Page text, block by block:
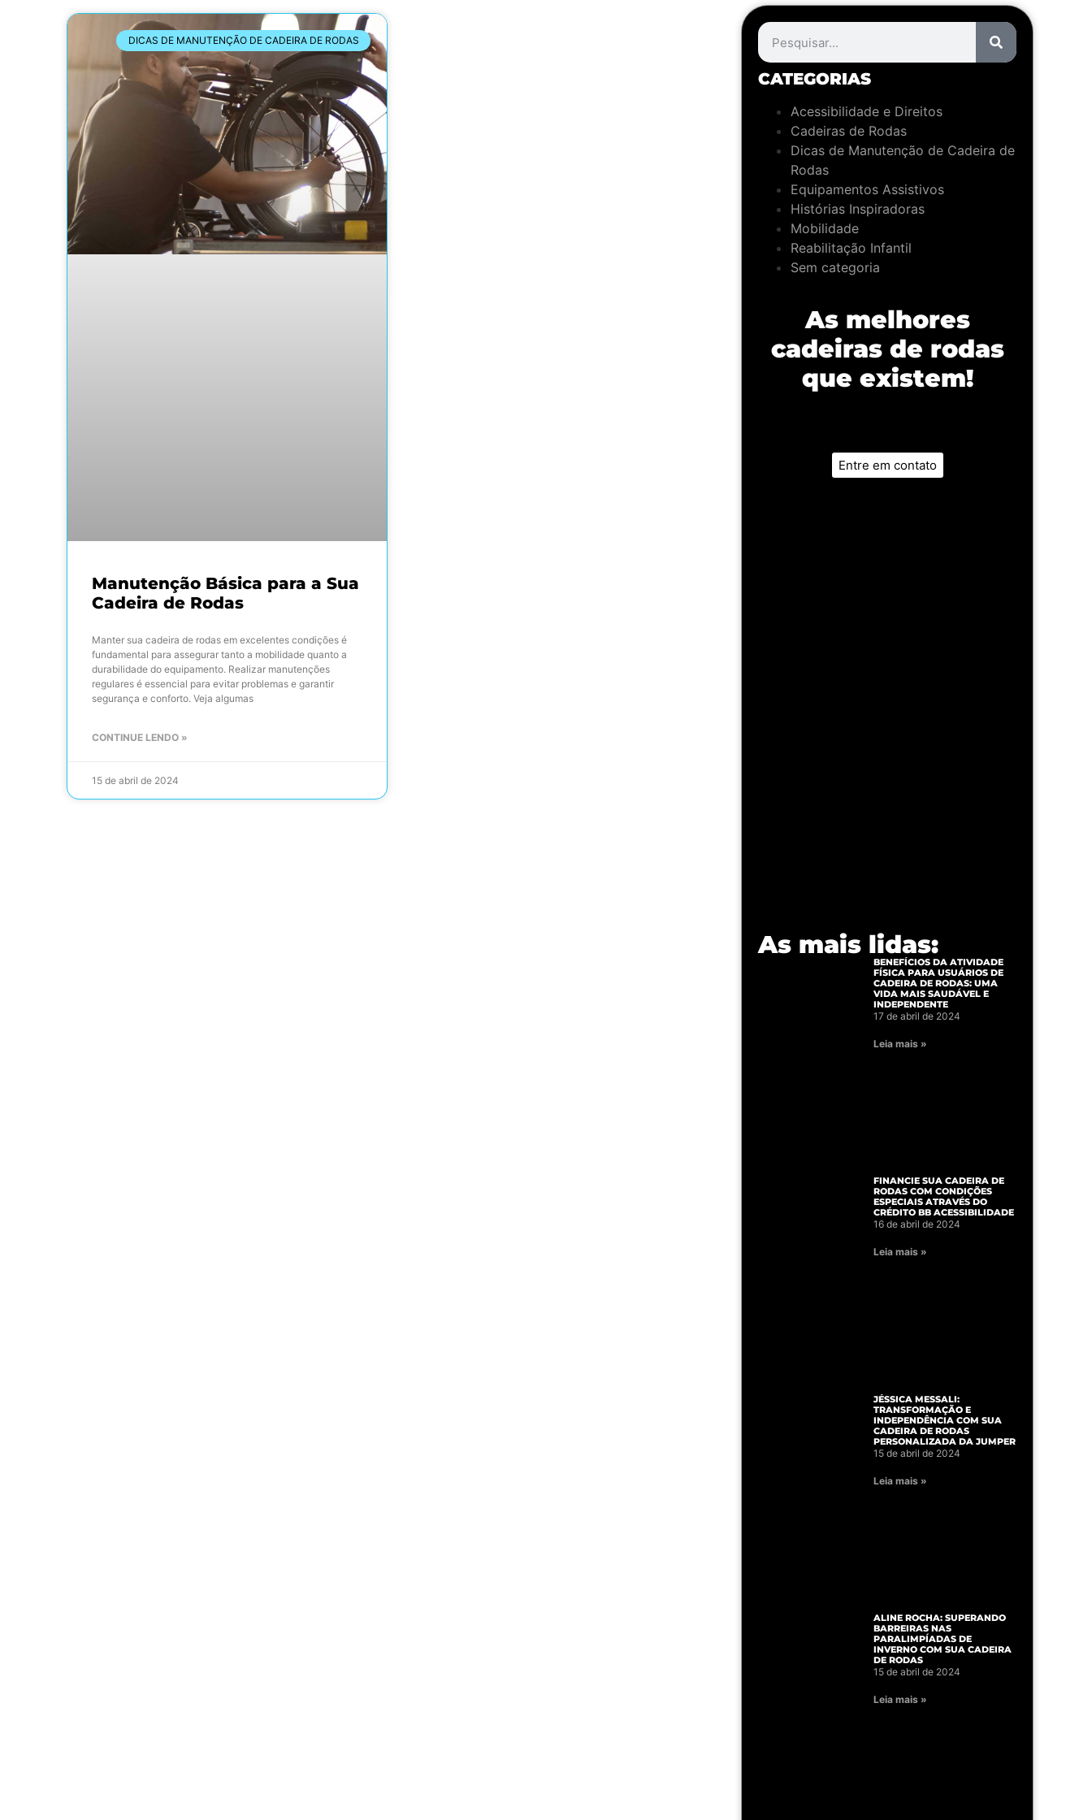
DICAS DE MANUTENÇÃO DE CADEIRA DE RODAS
Manutenção Básica para a Sua
Cadeira de Rodas
Manter sua cadeira de rodas em excelentes condições é
fundamental para assegurar tanto a mobilidade quanto a
durabilidade do equipamento. Realizar manutenções
regulares é essencial para evitar problemas e garantir
segurança e conforto. Veja algumas
CONTINUE LENDO »
15 de abril de 2024
CATEGORIAS
Acessibilidade e Direitos
Cadeiras de Rodas
Dicas de Manutenção de Cadeira de
Rodas
Equipamentos Assistivos
Histórias Inspiradoras
Mobilidade
Reabilitação Infantil
Sem categoria
As melhores
cadeiras de rodas
que existem!
Entre em contato
As mais lidas:
BENEFÍCIOS DA ATIVIDADE
FÍSICA PARA USUÁRIOS DE
CADEIRA DE RODAS: UMA
VIDA MAIS SAUDÁVEL E
INDEPENDENTE
17 de abril de 2024
Leia mais »
FINANCIE SUA CADEIRA DE
RODAS COM CONDIÇÕES
ESPECIAIS ATRAVÉS DO
CRÉDITO BB ACESSIBILIDADE
16 de abril de 2024
Leia mais »
JÉSSICA MESSALI:
TRANSFORMAÇÃO E
INDEPENDÊNCIA COM SUA
CADEIRA DE RODAS
PERSONALIZADA DA JUMPER
15 de abril de 2024
Leia mais »
ALINE ROCHA: SUPERANDO
BARREIRAS NAS
PARALIMPÍADAS DE
INVERNO COM SUA CADEIRA
DE RODAS
15 de abril de 2024
Leia mais »